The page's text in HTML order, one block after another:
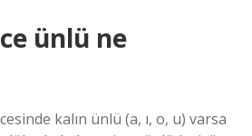
ünlü ne
kalın ünlü (a, ı, o, u) varsa